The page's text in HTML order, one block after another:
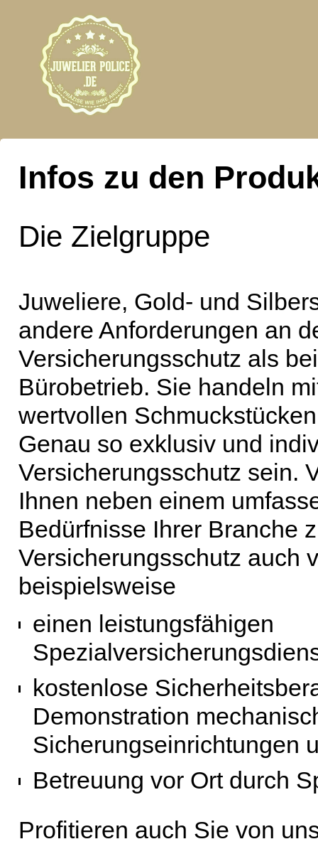
Infos zu den
Die Zielgruppe
Juweliere, Gold- und
andere Anforderungen an
Versicherungsschutz als
Bürobetrieb. Sie handeln
wertvollen
Genau so exklusiv und
Versicherungsschutz sein.
Ihnen neben einem
Bedürfnisse Ihrer Branche
Versicherungsschutz auch
beispielsweise
einen leistungsfähigen
kostenlose
Demonstration
Sicherungseinrichtungen
Betreuung vor Ort durch
Profitieren auch Sie von